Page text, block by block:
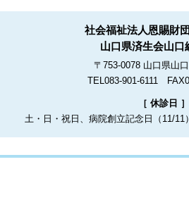
社会福祉法人恩賜財
山口県済生会山口
〒753-0078 山口県山
TEL083-901-6111
［ 休診日 ］
土・日・祝日、病院創立記念日（11/11